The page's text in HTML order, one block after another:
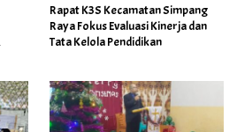
Rapat K3S Kecamatan Simpang
Raya Fokus Evaluasi Kinerja dan
Tata Kelola Pendidikan